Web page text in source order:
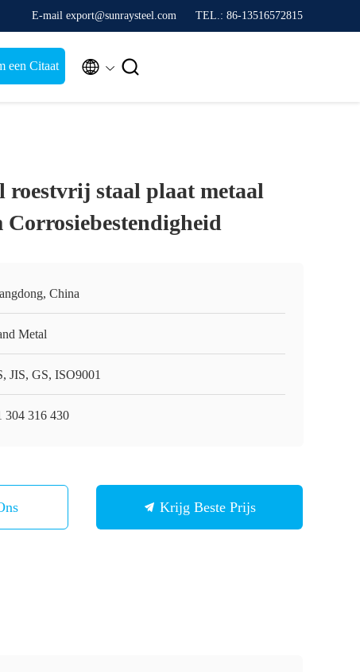
E-mail export@sunraysteel.com TEL.: 86-13516572815
een Citaat  
roestvrij staal plaat metaal
Corrosiebestendigheid
China
Metal
JIS, GS, ISO9001
304 316 430
Krijg Beste Prijs